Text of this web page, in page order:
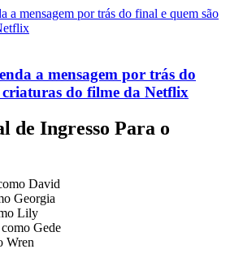
a mensagem por trás do
criaturas do filme da Netflix
de Ingresso Para o
David
Georgia
Lily
como Gede
Wren